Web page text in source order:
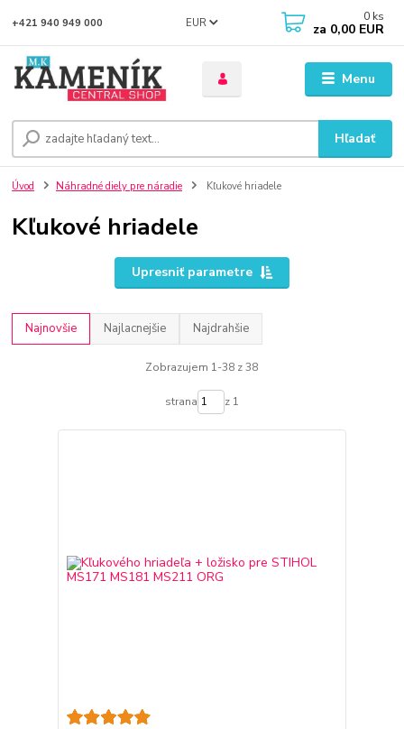
Menu
EUR
Hľadať
+421 940 949 000 0 ks
za 0,00 EUR
Úvod Náhradné diely pre náradie Kľukové hriadele
Kľukové hriadele
Upresniť parametre
Najnovšie Najlacnejšie Najdrahšie
Zobrazujem 1-38 z 38
strana z 1